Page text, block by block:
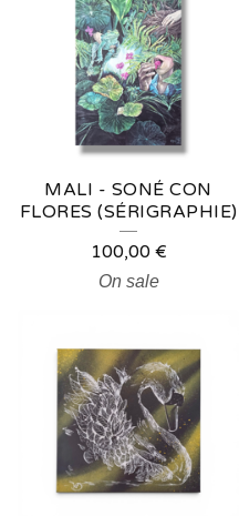
D
MALI - SONÉ CON
FLORES (SÉRIGRAPHIE)
100,00 €
On sale